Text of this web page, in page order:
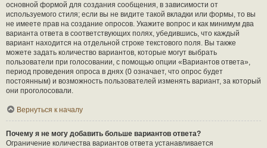
основной формой для создания сообщения, в зависимости от
используемого стиля; если вы не видите такой вкладки или формы, то вы
не имеете прав на создание опросов. Укажите вопрос и как минимум два
варианта ответа в соответствующих полях, убедившись, что каждый
вариант находится на отдельной строке текстового поля. Вы также
можете задать количество вариантов, которые могут выбрать
пользователи при голосовании, с помощью опции «Вариантов ответа»,
период проведения опроса в днях (0 означает, что опрос будет
постоянным) и возможность пользователей изменять вариант, за который
они проголосовали.
Вернуться к началу
Почему я не могу добавить больше вариантов ответа?
Ограничение количества вариантов ответа устанавливается